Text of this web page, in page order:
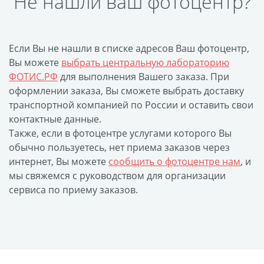
Картины на холсте
Печать чертежей
Холст настольный с
мольбертом
Roll up
Фото на холсте с карт.
осн. УФ
Пресс-воллы
Флип-Флоп портрет
Если Вы не нашли в списке адресов Ваш фотоцентр,
Вы можете выбрать центральную лабораторию
ФОТИС.РФ для выполнения Вашего заказа. При
оформлении заказа, Вы сможете выбрать доставку
транспортной компанией по России и оставить свои
контактные данные.
Также, если в фотоцентре услугами которого Вы
обычно пользуетесь, нет приема заказов через
интернет, Вы можете сообщить о фотоцентре нам, и
мы свяжемся с руководством для организации
сервиса по приему заказов.